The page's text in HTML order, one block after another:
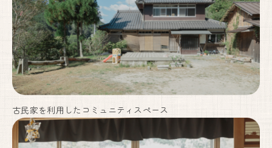
古民家を利用したコミュニティスペース